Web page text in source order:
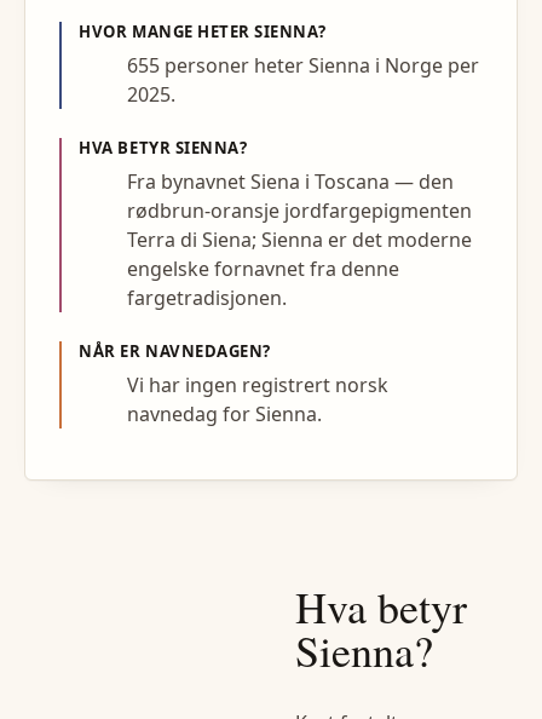
HVOR MANGE HETERSIENNA?
655 personer heter Sienna i Norge per
2025.
HVA BETYR SIENNA?
Fra bynavnet Siena i Toscana — den
rødbrun-oransje jordfargepigmenten
Terra di Siena; Sienna er det moderne
engelske fornavnet fra denne
fargetradisjonen.
NÅR ER NAVNEDAGEN?
Vi har ingen registrert norsk
navnedag for Sienna.
Hva betyr
Sienna?